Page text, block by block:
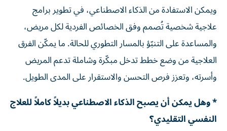
ويمكن الاستفادة من الذكاء الاصطناعي، في تطوير برامج
علاجية شخصية تُصمم وفق الخصائص الفردية لكل مريض،
والمساعدة على التنبّؤ بالمسار التطوري للحالة. ما يمكّن الفرق
العلاجية من وضع خطط تدخل مبكّرة وشاملة تدعم المريض
وأسرته، وتعزز فرص التحسن والاستقرار على المدى الطويل.
* وهل يمكن أن يصبح الذكاء الاصطناعي بديلاً كاملاً للعلاج
النفسي التقليدي؟